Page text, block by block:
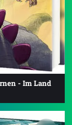
- Im Land